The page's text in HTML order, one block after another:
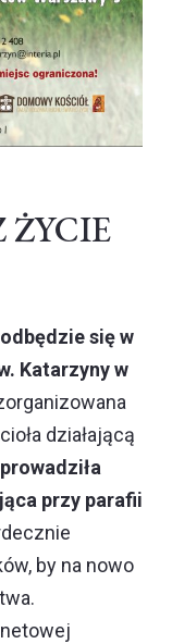
ŻYCIE
odbędzie się w
Katarzyny w
działającą
przy parafii
by na nowo